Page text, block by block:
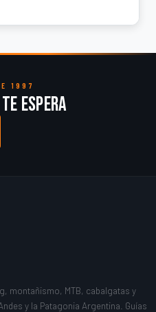
1997
te espera
montañismo, MTB, cabalgatas y
y la Patagonia Argentina. Guías